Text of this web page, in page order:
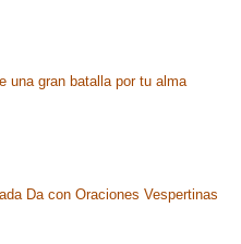
una gran batalla por tu alma
Da con Oraciones Vespertinas